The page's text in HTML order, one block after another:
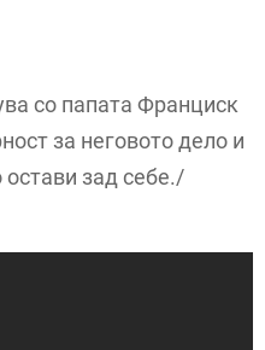
со папата Франциск
за неговото дело и
зад себе./